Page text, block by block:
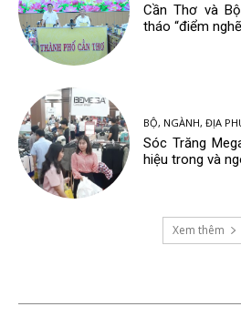
Cần Thơ và
tháo “điểm
BỘ, NGÀNH, ĐỊA
Sóc Trăng
hiệu trong và
Xem thêm